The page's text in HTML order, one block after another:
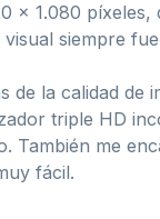
x 1.080
visual siempre
de la calidad de
triple HD
También me
fácil.